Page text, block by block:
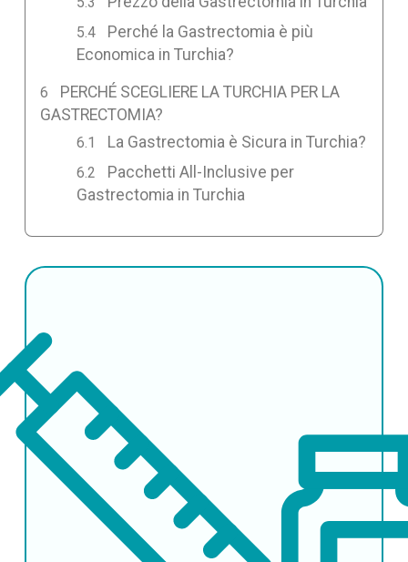
Perché la Gastrectomia è più
Economica in Turchia?
PERCHÉ SCEGLIERE LA TURCHIA PER LA
GASTRECTOMIA?
La Gastrectomia è Sicura in Turchia?
Pacchetti All-Inclusive per
Gastrectomia in Turchia